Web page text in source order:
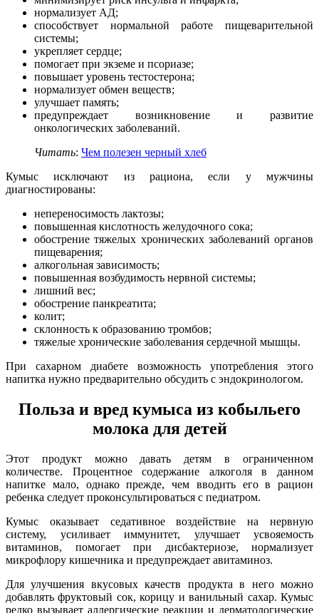
нормализует АД;
способствует нормальной работе пищеварительной
системы;
укрепляет сердце;
помогает при экземе и псориазе;
повышает уровень тестостерона;
нормализует обмен веществ;
улучшает память;
предупреждает возникновение и развитие
онкологических заболеваний.
Читать: Чем полезен черный хлеб
Кумыс исключают из рациона, если у мужчины
диагностированы:
непереносимость лактозы;
повышенная кислотность желудочного сока;
обострение тяжелых хронических заболеваний органов
пищеварения;
алкогольная зависимость;
повышенная возбудимость нервной системы;
лишний вес;
обострение панкреатита;
колит;
склонность к образованию тромбов;
тяжелые хронические заболевания сердечной мышцы.
При сахарном диабете возможность употребления этого
напитка нужно предварительно обсудить с эндокринологом.
Польза и вред кумыса из кобыльего
молока для детей
Этот продукт можно давать детям в ограниченном
количестве. Процентное содержание алкоголя в данном
напитке мало, однако прежде, чем вводить его в рацион
ребенка следует проконсультироваться с педиатром.
Кумыс оказывает седативное воздействие на нервную
систему, усиливает иммунитет, улучшает усвояемость
витаминов, помогает при дисбактериозе, нормализует
микрофлору кишечника и предупреждает авитаминоз.
Для улучшения вкусовых качеств продукта в него можно
добавлять фруктовый сок, корицу и ванильный сахар. Кумыс
редко вызывает аллергические реакции и дерматологические